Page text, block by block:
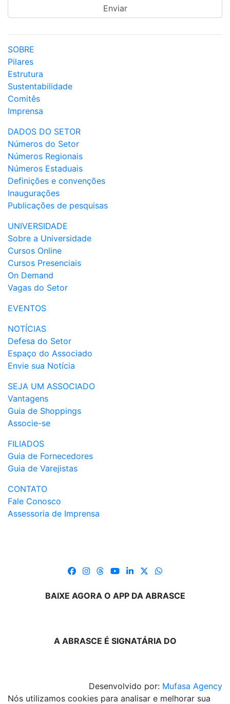
SOBRE
Pilares
Estrutura
Sustentabilidade
Comitês
Imprensa
DADOS DO SETOR
Números do Setor
Números Regionais
Números Estaduais
Definições e convenções
Inaugurações
Publicações de pesquisas
UNIVERSIDADE
Sobre a Universidade
Cursos Online
Cursos Presenciais
On Demand
Vagas do Setor
EVENTOS
NOTÍCIAS
Defesa do Setor
Espaço do Associado
Envie sua Notícia
SEJA UM ASSOCIADO
Vantagens
Guia de Shoppings
Associe-se
FILIADOS
Guia de Fornecedores
Guia de Varejistas
CONTATO
Fale Conosco
Assessoria de Imprensa
BAIXE AGORA O APP DA ABRASCE
A ABRASCE É SIGNATÁRIA DO
Desenvolvido por: Mufasa Agency
Nós utilizamos cookies para analisar e melhorar sua